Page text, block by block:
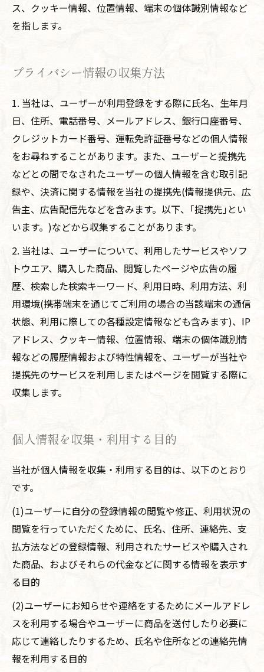
ス、クッキー情報、位置情報、端末の個体識別情報など
を指します。
プライバシー情報の収集方法
1. 当社は、ユーザーが利用登録をする際に氏名、生年月
日、住所、電話番号、メールアドレス、銀行口座番号、
クレジットカード番号、運転免許証番号などの個人情報
をお尋ねすることがあります。また、ユーザーと提携先
などとの間でなされたユーザーの個人情報を含む取引記
録や、決済に関する情報を当社の提携先(情報提供元、広
告主、広告配信先などを含みます。以下、｢提携先｣とい
います。)などから収集することがあります。
2. 当社は、ユーザーについて、利用したサービスやソフ
トウエア、購入した商品、閲覧したページや広告の履
歴、検索した検索キーワード、利用日時、利用方法、利
用環境(携帯端末を通じてご利用の場合の当該端末の通信
状態、利用に際しての各種設定情報なども含みます)、IP
アドレス、クッキー情報、位置情報、端末の個体識別情
報などの履歴情報および特性情報を、ユーザーが当社や
提携先のサービスを利用しまたはページを閲覧する際に
収集します。
個人情報を収集・利用する目的
当社が個人情報を収集・利用する目的は、以下のとおり
です。
(1)ユーザーに自分の登録情報の閲覧や修正、利用状況の
閲覧を行っていただくために、氏名、住所、連絡先、支
払方法などの登録情報、利用されたサービスや購入され
た商品、およびそれらの代金などに関する情報を表示す
る目的
(2)ユーザーにお知らせや連絡をするためにメールアドレ
スを利用する場合やユーザーに商品を送付したり必要に
応じて連絡したりするため、氏名や住所などの連絡先情
報を利用する目的